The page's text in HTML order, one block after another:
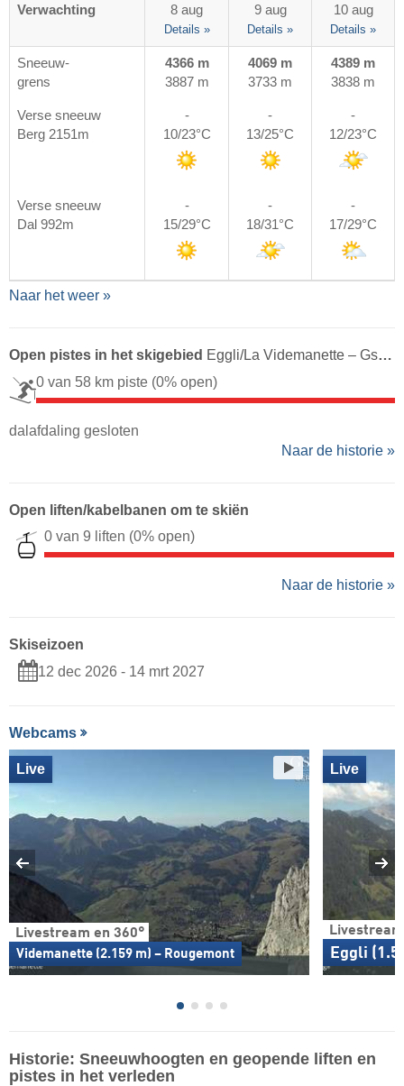
Verwachting
8 aug
Details »
9 aug
Details »
10 aug
Details »
Sneeuw-
grens
4366 m
3887 m
4069 m
3733 m
4389 m
3838 m
Verse sneeuw
Berg 2151m
-
10/23°C
-
13/25°C
-
12/23°C
Verse sneeuw
Dal 992m
-
15/29°C
-
18/31°C
-
17/29°C
Naar het weer »
Open pistes in het skigebied Eggli/​La Videmanette – Gstaad/​Saanen/​Rougemont
0 van 58 km piste (0% open)
dalafdaling gesloten
Naar de historie »
Open liften/kabelbanen om te skiën
0 van 9 liften (0% open)
Naar de historie »
Skiseizoen
12 dec 2026 - 14 mrt 2027
Webcams
Livestream en 360°
Videmanette (2.159 m) – Rougemont
Live
Eggli
Live
Historie: Sneeuwhoogten en geopende liften en
pistes in het verleden